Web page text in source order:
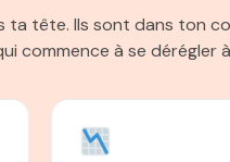
ta tête. Ils sont dans ton
commence à se dérégler à